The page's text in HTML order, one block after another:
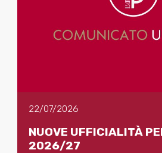
22/07/2026
NUOVE UFFICIALITÀ
2026/27